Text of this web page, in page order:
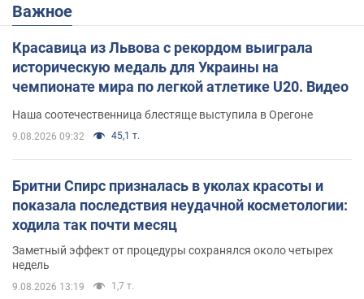
Важное
Красавица из Львова с рекордом выиграла
историческую медаль для Украины на
чемпионате мира по легкой атлетике U20. Видео
Наша соотечественница блестяще выступила в Орегоне
9.08.2026 09:32 45,1 т.
Бритни Спирс призналась в уколах красоты и
показала последствия неудачной косметологии:
ходила так почти месяц
Заметный эффект от процедуры сохранялся около четырех
недель
9.08.2026 13:19 1,7 т.